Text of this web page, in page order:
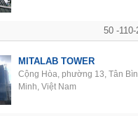
50 -
MITALAB TOWER
Cộng Hòa, phường 13, Tân
Minh, Việt Nam